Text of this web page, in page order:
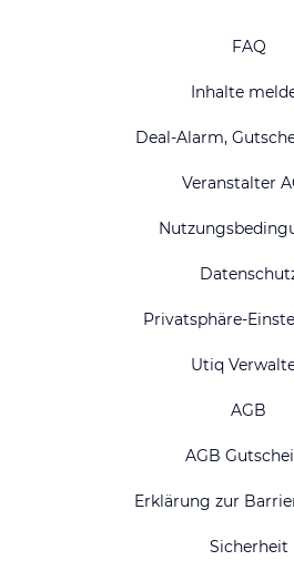
FAQ
Inhalte
Deal-Alarm,
Veranstalter
Privatsphäre-
Utiq
AGB
AGB
Erklärung zur
Sicherheit